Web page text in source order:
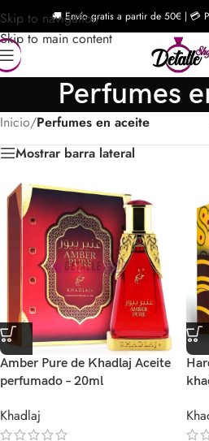
Skip to navigation
Skip to main content
🚚 Envío gratis a partir de 50€ | 💳
Perfumes
Inicio/Perfumes en aceite
Mostrar barra lateral
Amber Pure de Khadlaj Aceite
perfumado – 20ml
Khadlaj